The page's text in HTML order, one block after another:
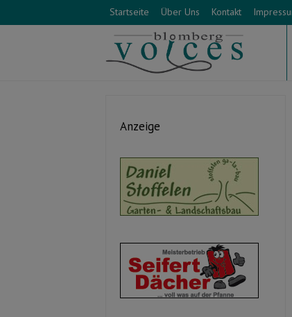
Startseite Über Uns Kontakt
Anzeige